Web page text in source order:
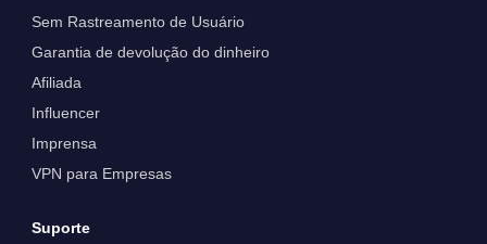
Sem Rastreamento de Usuário
Garantia de devolução do dinheiro
Afiliada
Influencer
Imprensa
VPN para Empresas
Suporte